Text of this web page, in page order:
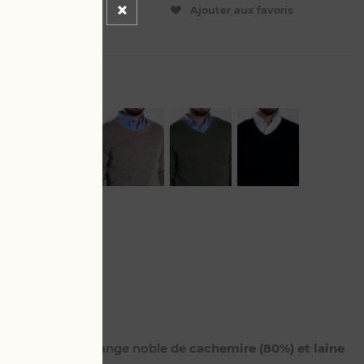
Ajouter aux favoris
dans un mélange noble de cachemire (80%) et laine